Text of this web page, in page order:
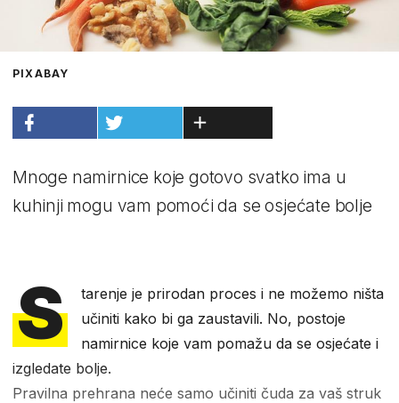
PIXABAY
Mnoge namirnice koje gotovo svatko ima u
kuhinji mogu vam pomoći da se osjećate bolje
S
tarenje je prirodan proces i ne možemo ništa
učiniti kako bi ga zaustavili. No, postoje
namirnice koje vam pomažu da se osjećate i
izgledate bolje.
Pravilna prehrana neće samo učiniti čuda za vaš struk